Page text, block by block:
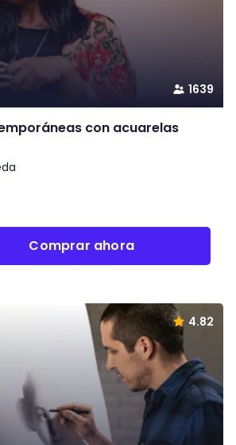
1639
con acuarelas
Comprar ahora
4.82